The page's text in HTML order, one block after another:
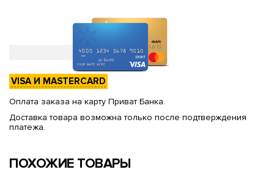
VISA И MASTERCARD
Оплата заказа на карту Приват Банка.
Доставка товара возможна только после подтверждения
платежа.
ПОХОЖИЕ ТОВАРЫ